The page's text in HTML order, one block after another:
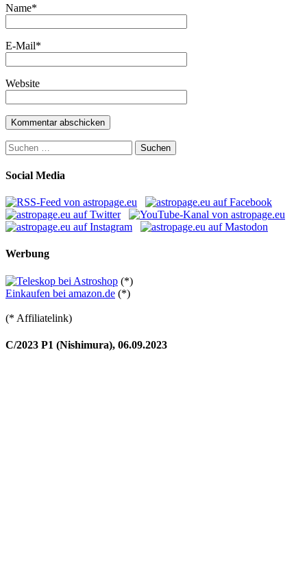
Name*
E-Mail*
Website
Suchen
nach:
Social Media
Werbung
(*)
Einkaufen bei amazon.de (*)
(* Affiliatelink)
C/2023 P1 (Nishimura), 06.09.2023